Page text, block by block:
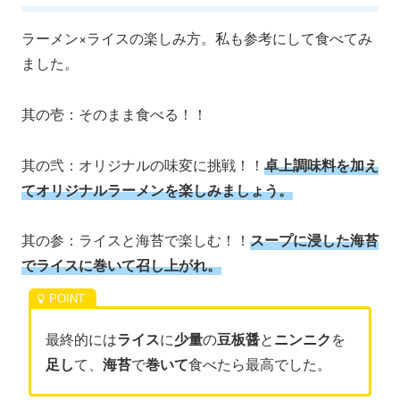
ラーメン×ライスの楽しみ方。私も参考にして食べてみ
ました。
其の壱：そのまま食べる！！
其の弐：オリジナルの味変に挑戦！！ 卓上調味料を加え
てオリジナルラーメンを楽しみましょう。
其の参：ライスと海苔で楽しむ！！ スープに浸した海苔
でライスに巻いて召し上がれ。
最終的にはライスに少量の豆板醤とニンニクを
足して、 海苔で巻いて食べたら最高でした。